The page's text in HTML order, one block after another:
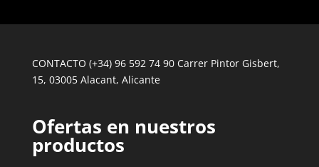
CONTACTO (+34) 96 592 74 90 Carrer Pintor Gisbert,
15, 03005 Alacant, Alicante
Ofertas en nuestros
productos